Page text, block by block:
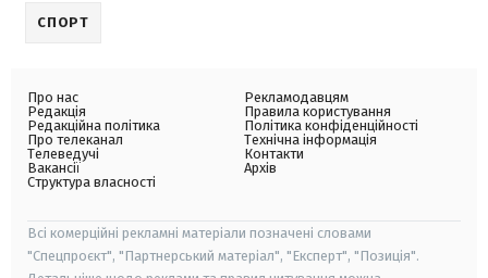
СПОРТ
Про нас
Редакція
Редакційна політика
Про телеканал
Телеведучі
Вакансії
Структура власності
Рекламодавцям
Правила користування
Політика конфіденційності
Технічна інформація
Контакти
Архів
Всі комерційні рекламні матеріали позначені словами
"Спецпроєкт", "Партнерський матеріал", "Експерт", "Позиція".